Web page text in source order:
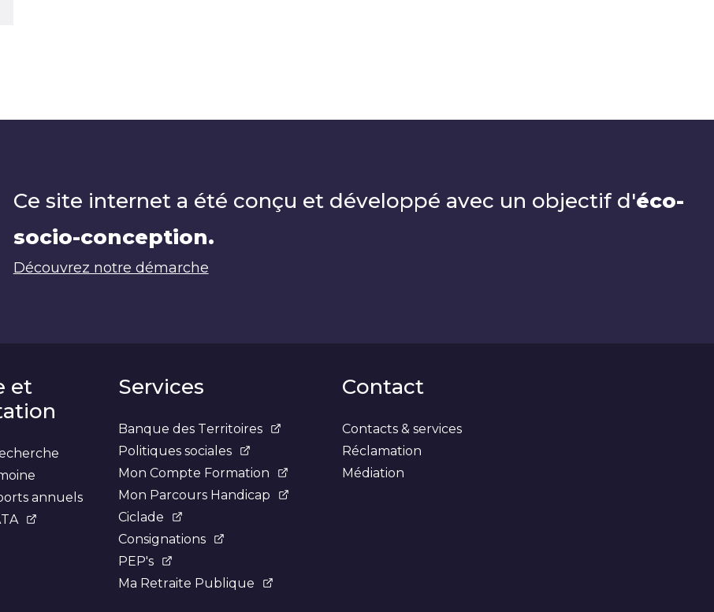
Ce site internet a été conçu et développé avec un objectif d'éco-
socio-conception.
Découvrez notre démarche
et
annuels
Services
Banque des Territoires
Politiques sociales
Mon Compte Formation
Mon Parcours Handicap
Ciclade
Consignations
PEP's
Ma Retraite Publique
Contact
Contacts & services
Réclamation
Médiation